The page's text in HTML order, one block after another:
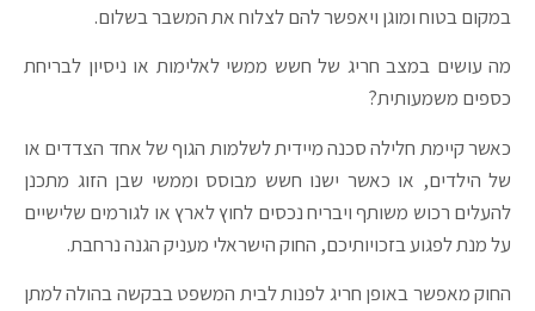
במקום בטוח ומוגן ויאפשר להם לצלוח את המשבר בשלום.
מה עושים במצב חריג של חשש ממשי לאלימות או ניסיון לבריחת
כספים משמעותית?
כאשר קיימת חלילה סכנה מיידית לשלמות הגוף של אחד הצדדים או
של הילדים, או כאשר ישנו חשש מבוסס וממשי שבן הזוג מתכנן
להעלים רכוש משותף ויבריח נכסים לחוץ לארץ או לגורמים שלישיים
על מנת לפגוע בזכויותיכם, החוק הישראלי מעניק הגנה נרחבת.
החוק מאפשר באופן חריג לפנות לבית המשפט בבקשה בהולה למתן